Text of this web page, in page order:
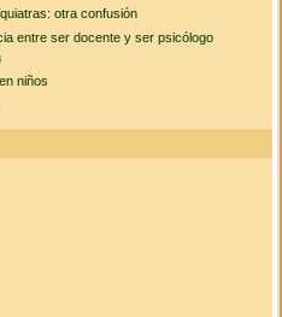
otra confusión
entre ser docente y ser psicólogo
niños